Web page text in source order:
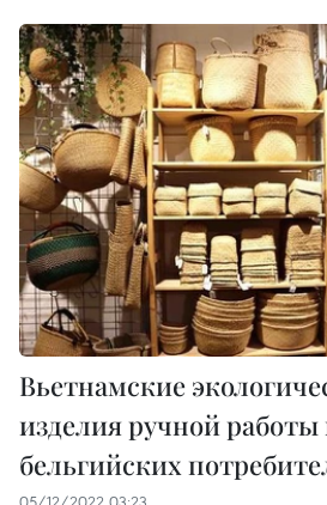
Вьетнамские
изделия ручной
бельгийских